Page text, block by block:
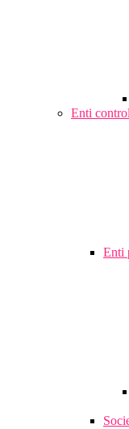
Enti
Enti